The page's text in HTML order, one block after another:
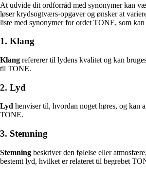
At udvide dit ordforråd med synonymer kan
løser krydsogtværs-opgaver og ønsker at
liste med synonymer for ordet TONE, som
1. Klang
Klang refererer til lydens kvalitet og kan
til TONE.
2. Lyd
Lyd henviser til, hvordan noget høres, og kan
TONE.
3. Stemning
Stemning beskriver den følelse eller
bestemt lyd, hvilket er relateret til begrebet